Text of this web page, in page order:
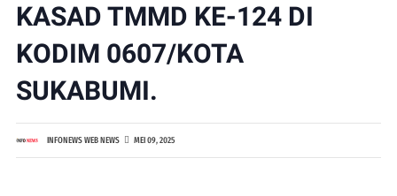
KASAD TMMD KE-124 DI
KODIM 0607/KOTA
SUKABUMI.
INFONEWS WEB NEWS MEI 09, 2025